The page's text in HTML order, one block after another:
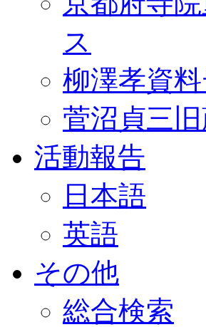
ス
柳澤孝資
菅沼貞三
活動報告
日本語
英語
その他
総合検索